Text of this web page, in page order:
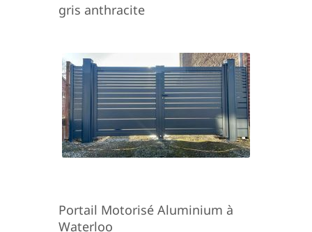
gris anthracite
Portail Motorisé Aluminium à
Waterloo